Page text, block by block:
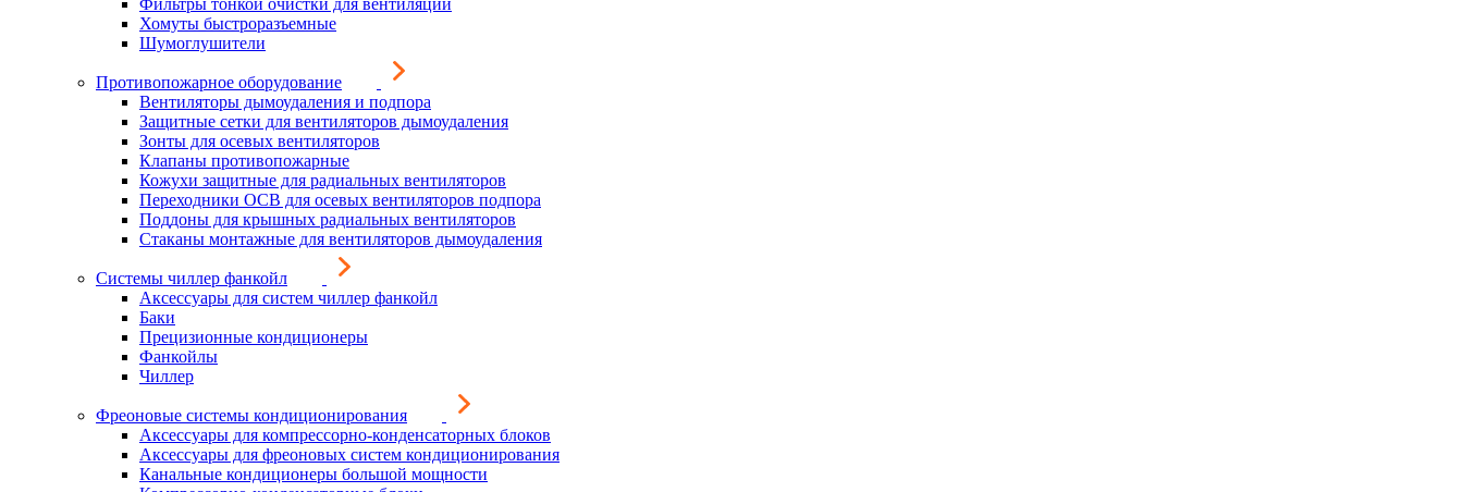
Фильтры тонкой очистки для вентиляции
Хомуты быстроразъемные
Шумоглушители
Противопожарное оборудование
Вентиляторы дымоудаления и подпора
Защитные сетки для вентиляторов дымоудаления
Зонты для осевых вентиляторов
Клапаны противопожарные
Кожухи защитные для радиальных вентиляторов
Переходники ОСВ для осевых вентиляторов подпора
Поддоны для крышных радиальных вентиляторов
Стаканы монтажные для вентиляторов дымоудаления
Системы чиллер фанкойл
Аксессуары для систем чиллер фанкойл
Баки
Прецизионные кондиционеры
Фанкойлы
Чиллер
Фреоновые системы кондиционирования
Аксессуары для компрессорно-конденсаторных блоков
Аксессуары для фреоновых систем кондиционирования
Канальные кондиционеры большой мощности